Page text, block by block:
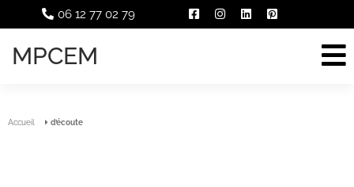
06 12 77 02 79
MPCEM
Accueil d’écoute